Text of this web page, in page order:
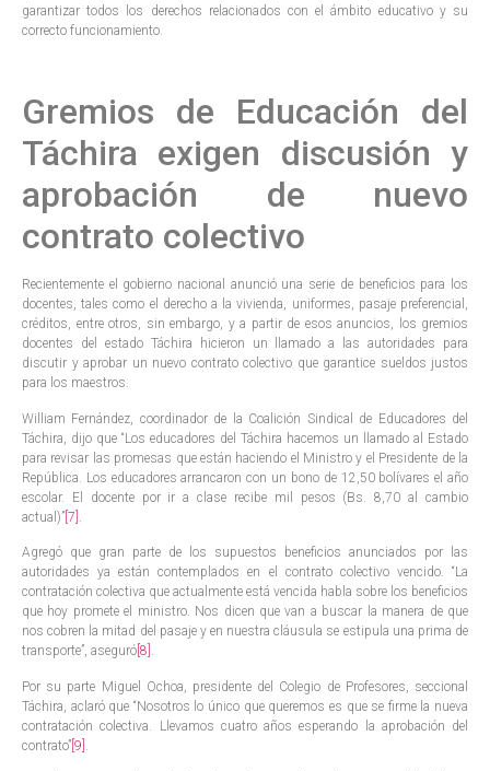
garantizar todos los derechos relacionados con el ámbito educativo y su
correcto funcionamiento.
Gremios de Educación del
Táchira exigen discusión y
aprobación de nuevo
contrato colectivo
Recientemente el gobierno nacional anunció una serie de beneficios para los
docentes, tales como el derecho a la vivienda, uniformes, pasaje preferencial,
créditos, entre otros, sin embargo, y a partir de esos anuncios, los gremios
docentes del estado Táchira hicieron un llamado a las autoridades para
discutir y aprobar un nuevo contrato colectivo que garantice sueldos justos
para los maestros.
William Fernández, coordinador de la Coalición Sindical de Educadores del
Táchira, dijo que “Los educadores del Táchira hacemos un llamado al Estado
para revisar las promesas que están haciendo el Ministro y el Presidente de la
República. Los educadores arrancaron con un bono de 12,50 bolívares el año
escolar. El docente por ir a clase recibe mil pesos (Bs. 8,70 al cambio
actual)” [7]
Agregó que gran parte de los supuestos beneficios anunciados por las
autoridades ya están contemplados en el contrato colectivo vencido. “La
contratación colectiva que actualmente está vencida habla sobre los beneficios
que hoy promete el ministro. Nos dicen que van a buscar la manera de que
nos cobren la mitad del pasaje y en nuestra cláusula se estipula una prima de
transporte”, aseguró [8] .
Por su parte Miguel Ochoa, presidente del Colegio de Profesores, seccional
Táchira, aclaró que “Nosotros lo único que queremos es que se firme la nueva
contratación colectiva. Llevamos cuatro años esperando la aprobación del
contrato” [9]